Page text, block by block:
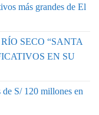
más grandes de El
SECO “SANTA
EN SU
S/ 120 millones en